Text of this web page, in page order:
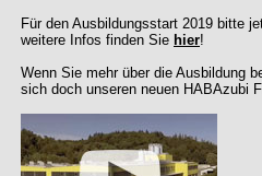
Für den Ausbildungsstart 2019 bitte
weitere Infos finden Sie hier!
Wenn Sie mehr über die Ausbildung
sich doch unseren neuen HABAzubi